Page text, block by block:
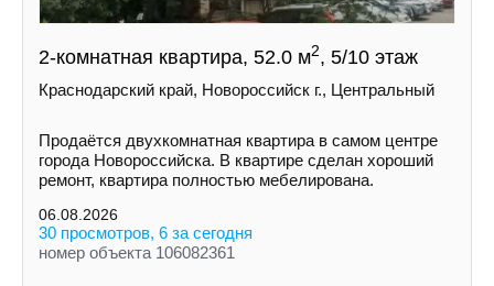
2-комнатная квартира, 52.0 м2, 5/10 этаж
Краснодарский край, Новороссийск г., Центральный
Продаётся двухкомнатная квартира в самом центре
города Новороссийска. В квартире сделан хороший
ремонт, квартира полностью мебелирована.
06.08.2026
30 просмотров, 6 за сегодня
номер объекта 106082361